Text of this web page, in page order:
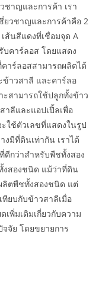
ชาญและการค้า เรา
ยวชาญและการค้าคือ 2
ส้นสีแดงที่เชื่อมจุด A
บคาร์ลอส โดยแสดง
าร์ลอสสามารถผลิตได้
ข้าวสาลี และคาร์ลอ
ะสามารถใช้ปลูกทั้งข้าว
าลีและแอปเปิ้ลเพื่อ
ใช้ตัวเลขที่แสดงในรูป
งมีที่ดินเท่ากัน เราได้
ดีกว่าสำหรับพืชทั้งสอง
งสองชนิด แม้ว่าที่ดิน
ลิตพืชทั้งสองชนิด แต่
ทียบกับข้าวสาลีเมื่อ
เพิ่มเติมเกี่ยวกับความ
จัย โดยขยายการ